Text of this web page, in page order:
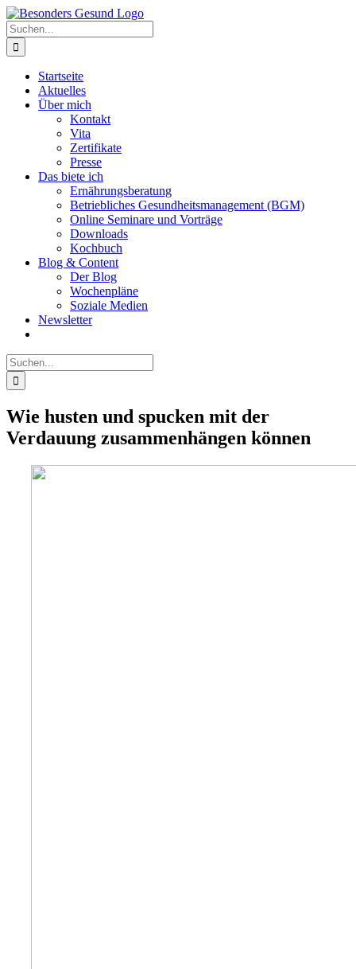
Zum
Inhalt
springen
Suche
nach:
Startseite
Aktuelles
Über mich
Kontakt
Vita
Zertifikate
Presse
Das biete ich
Ernährungsberatung
Betriebliches Gesundheitsmanagement (BGM)
Online Seminare und Vorträge
Downloads
Kochbuch
Blog & Content
Der Blog
Wochenpläne
Soziale Medien
Newsletter
Suche
nach:
Wie husten und spucken mit der
Verdauung zusammenhängen können